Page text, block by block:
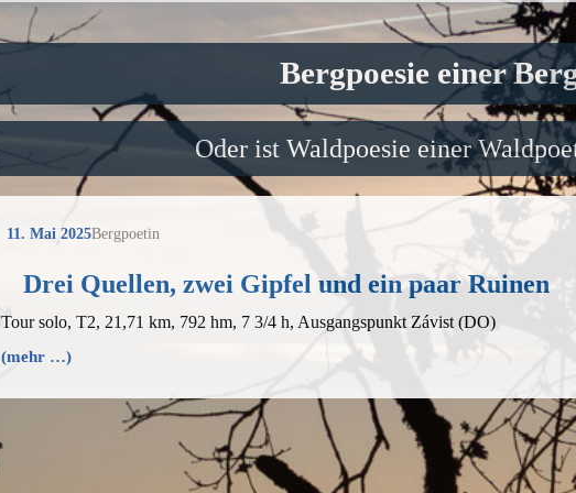
Bergpoesie einer
Oder ist Waldpoesie einer
11. Mai 2025Bergpoetin
Drei Quellen, zwei Gipfel und ein paar Ruinen
Tour solo, T2, 21,71 km, 792 hm, 7 3/4 h, Ausgangspunkt Závist (DO)
(mehr …)